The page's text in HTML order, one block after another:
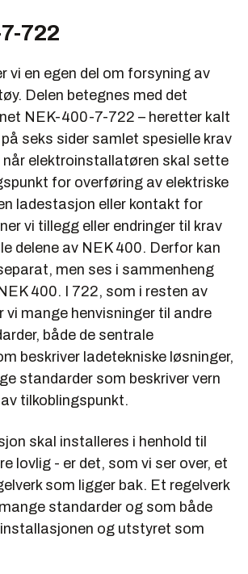
722
vi en egen del om forsyning av
Delen betegnes med det
NEK-400-7-722 – heretter kalt
seks sider samlet spesielle krav
elektroinstallatøren skal sette
for overføring av elektriske
ladestasjon eller kontakt for
vi tillegg eller endringer til krav
delene av NEK 400. Derfor kan
men ses i sammenheng
400. I 722, som i resten av
vi mange henvisninger til andre
både de sentrale
beskriver ladetekniske løsninger,
standarder som beskriver vern
tilkoblingspunkt.
skal installeres i henhold til
lovlig - er det, som vi ser over, et
som ligger bak. Et regelverk
standarder og som både
og utstyret som